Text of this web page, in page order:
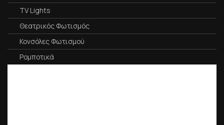
TV Lights
Θεατρικός Φωτισμός
Κονσόλες Φωτισμού
Ρομποτικά